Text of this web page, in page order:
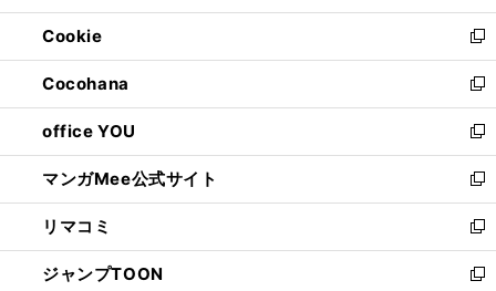
開
く
ウ
で
開
く
ン
ド
ウ
で
開
く
ウ
ィ
ン
ド
ウ
で
開
く
Cookie
新
し
い
ウ
ィ
ン
ド
ウ
で
開
く
Cocohana
新
し
い
ウ
ィ
ン
ド
ウ
で
office YOU
新
し
い
ウ
ィ
ン
ド
マンガMee公式サイト
新
し
い
ウ
ィ
リマコミ
新
し
い
ジャンプTOON 新